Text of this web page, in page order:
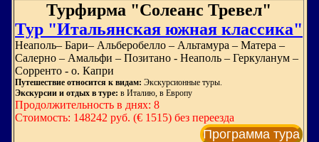
Турфирма "Солеанс Тревел"
Тур "Итальянская южная классика"
Неаполь– Бари– Альберобелло – Альтамура – Матера –
Салерно – Амальфи – Позитано - Неаполь – Геркуланум –
Сорренто - о. Капри
Путешествие относится к видам: Экскурсионные туры.
Экскурсии и отдых в туре: в Италию, в Европу
Продолжительность в днях: 8
Стоимость: 148242 руб. (€ 1515) без переезда
Программа тура